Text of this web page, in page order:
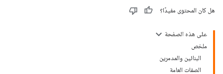
هل كان المحتوى مفيدًا؟
على هذه الصفحة
ملخص
البنائين والمدمرين
الصفات العامة